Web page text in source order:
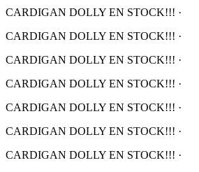
CARDIGAN DOLLY EN STOCK!!! ·
CARDIGAN DOLLY EN STOCK!!! ·
CARDIGAN DOLLY EN STOCK!!! ·
CARDIGAN DOLLY EN STOCK!!! ·
CARDIGAN DOLLY EN STOCK!!! ·
CARDIGAN DOLLY EN STOCK!!! ·
CARDIGAN DOLLY EN STOCK!!! ·